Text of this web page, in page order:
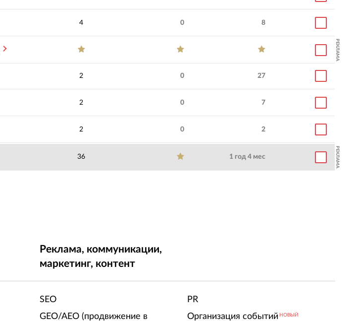
4 0 8
РЕКЛАМА
2 0 27
2 0 7
2 0 2
36 1 год 4 мес РЕКЛАМА
Реклама, коммуникации,
маркетинг, контент
SEO
GEO/AEO (продвижение в
PR
Организация событий НОВЫЙ